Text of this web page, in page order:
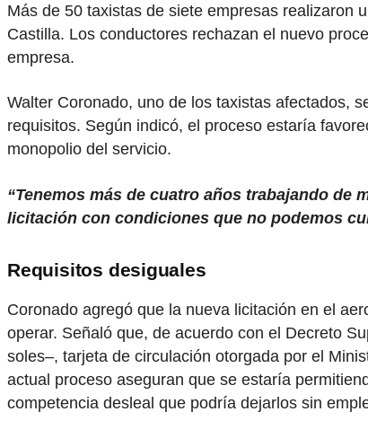
Más de 50 taxistas de siete empresas realizaron
Castilla. Los conductores rechazan el nuevo
empresa.
Walter Coronado, uno de los taxistas afectados,
requisitos. Según indicó, el proceso estaría
monopolio del servicio.
“Tenemos más de cuatro años trabajando de
licitación con condiciones que no podemos
Requisitos desiguales
Coronado agregó que la nueva licitación en el
operar. Señaló que, de acuerdo con el Decreto
soles–, tarjeta de circulación otorgada por el
actual proceso aseguran que se estaría
competencia desleal que podría dejarlos sin